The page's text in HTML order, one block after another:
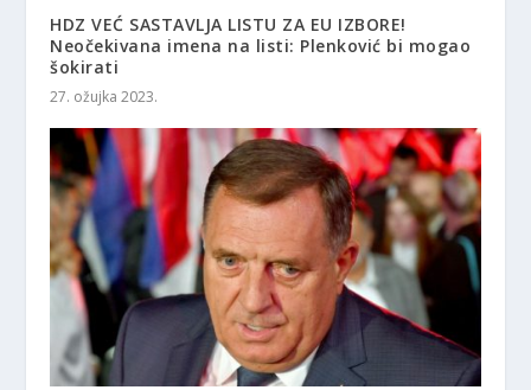
HDZ VEĆ SASTAVLJA LISTU ZA EU IZBORE!
Neočekivana imena na listi: Plenković bi mogao
šokirati
27. ožujka 2023.